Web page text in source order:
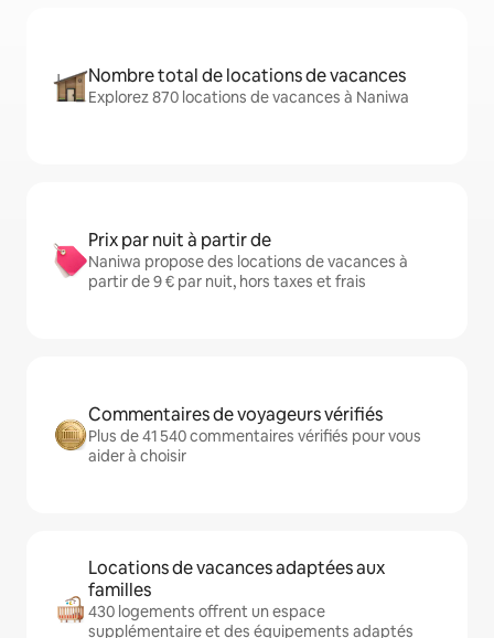
Nombre total de locations de vacances
Explorez 870 locations de vacances à Naniwa
Prix par nuit à partir de
Naniwa propose des locations de vacances à
partir de 9 € par nuit, hors taxes et frais
Commentaires de voyageurs vérifiés
Plus de 41 540 commentaires vérifiés pour vous
aider à choisir
Locations de vacances adaptées aux
familles
430 logements offrent un espace
supplémentaire et des équipements adaptés